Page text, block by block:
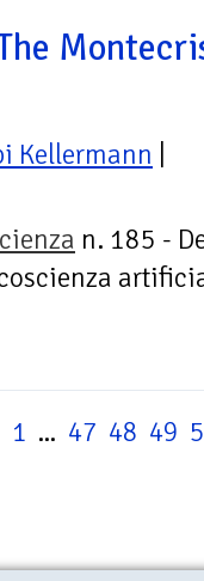
Kellermann
n. 185 -
1 ... 47 48 49